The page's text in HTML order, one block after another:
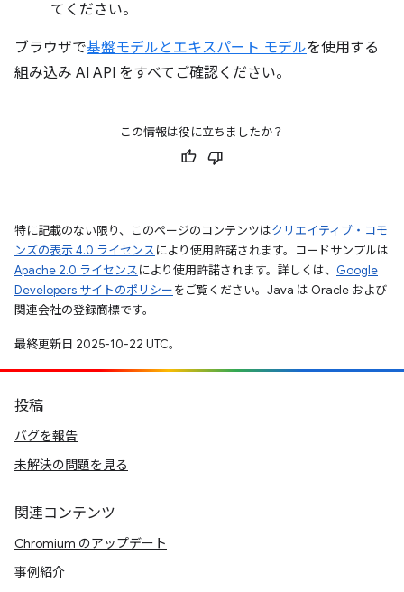
てください。
ブラウザで基盤モデルとエキスパート モデルを使用する
組み込み AI API をすべてご確認ください。
この情報は役に立ちましたか？
特に記載のない限り、このページのコンテンツはクリエイティブ・コモ
ンズの表示 4.0 ライセンスにより使用許諾されます。コードサンプルは
Apache 2.0 ライセンスにより使用許諾されます。詳しくは、 Google
Developers サイトのポリシーをご覧ください。Java は Oracle および
関連会社の登録商標です。
最終更新日 2025-10-22 UTC。
投稿
バグを報告
未解決の問題を見る
関連コンテンツ
Chromium のアップデート
事例紹介